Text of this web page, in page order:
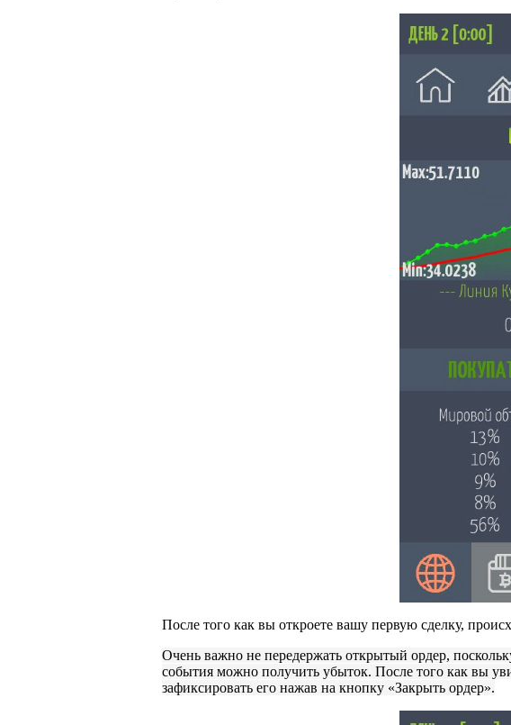
После того как вы откроете вашу первую сделку,
Очень важно не передержать открытый ордер,
события можно получить убыток. После того как вы
зафиксировать его нажав на кнопку «Закрыть ордер».